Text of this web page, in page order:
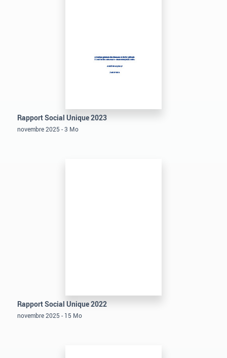
Rapport Social Unique 2023
novembre 2025 - 3 Mo
Rapport Social Unique 2022
novembre 2025 - 15 Mo